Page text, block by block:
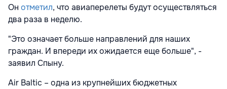
Он отметил, что авиаперелеты будут осуществляться
два раза в неделю.
"Это означает больше направлений для наших
граждан. И впереди их ожидается еще больше", -
заявил Спыну.
Air Baltic – одна из крупнейших бюджетных